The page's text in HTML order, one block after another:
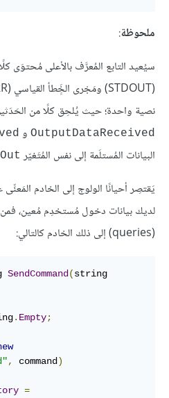
ملحوظة:
سيُعيد التابع المُعرَّف بالأعلى مُحتوَى
نصية واحدة؛ حيث يُلحِق كلًا من
OutputDataReceived و
البيانات المُستلَمة إلى نفس المُتَغيّر
يَقتصِر أحيانًا الولوج إلى الخادم
لديك بيانات دخول مُستخدِم مُعين،
(queries) إلى ذلك الخادم كالتالي:
SendCommand(string
. Empty;
, command)
=